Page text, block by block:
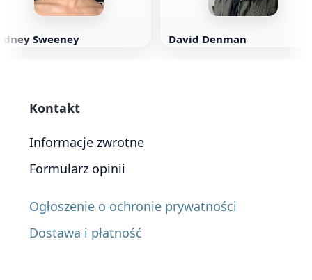
Sweeney David Denman
Kontakt
Informacje zwrotne
Formularz opinii
Ogłoszenie o ochronie prywatności
Dostawa i płatność